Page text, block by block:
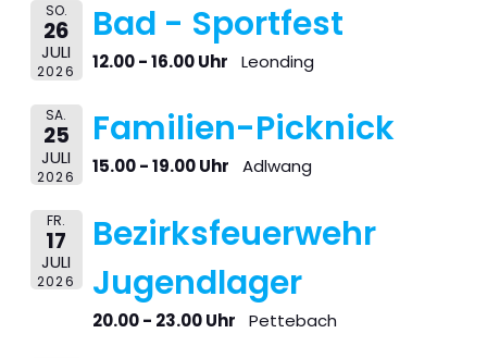
SO.
26
JULI
2026
Bad - Sportfest
12.00 - 16.00 Uhr Leonding
SA.
25
JULI
2026
Familien-Picknick
15.00 - 19.00 Uhr Adlwang
FR.
17
JULI
2026
Bezirksfeuerwehr
Jugendlager
20.00 - 23.00 Uhr Pettebach